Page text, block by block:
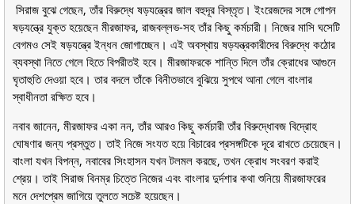
সিরাজ বুঝে গেছেন, তাঁর বিরুদ্ধে ষড়যন্ত্রের জাল বহুদূর বিস্তৃত। ইংরেজদের সঙ্গে গোপন
ষড়যন্ত্রে যুক্ত হয়েছেন মীরজাফর, রাজবল্লভ-সহ তাঁর কিছু কর্মচারী। নিজের মাসি ঘসেটি
বেগমও সেই ষড়যন্ত্রে ইন্ধন জোগাচ্ছেন। এই অবস্থায় ষড়যন্ত্রকারীদের বিরুদ্ধে কঠোর
ব্যবস্থা নিতে গেলে হিতে বিপরীতই হবে। মীরজাফরকে শান্তি দিলে তাঁর ক্রোধের আগুনে
ঘৃতাহুতি দেওয়া হবে। তার বদলে তাঁকে বিনীতভাবে বুঝিয়ে সুপথে আনা গেলে বাংলার
স্বাধীনতা রক্ষিত হবে।
নবাব জানেন, মীরজাফর একা নন, তাঁর আরও কিছু কর্মচারী তাঁর বিরুদ্ধোবজ বিদ্রোহ
ঘোষণার জন্য প্রস্তুত। তাই নিজে সংযত হয়ে বিচারের প্রসঙ্গটিকে দূরে রাখতে চেয়েছেন।
বাংলা যখন বিপন্ন, নবাবের সিংহাসন যখন টলমল করছে, তখন ক্রোধ সংবরণ করাই
শ্রেয়। তাই সিরাজ বিনম্র চিত্তে নিজের এবং বাংলার দুর্দশার কথা শুনিয়ে মীরজাফরের
মনে দেশপ্রেম জাগিয়ে তুলতে সচেষ্ট হয়েছেন।